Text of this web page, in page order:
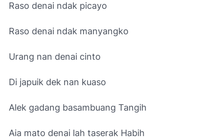
Raso denai ndak picayo
Raso denai ndak manyangko
Urang nan denai cinto
Di japuik dek nan kuaso
Alek gadang basambuang Tangih
Aia mato denai lah taserak Habih